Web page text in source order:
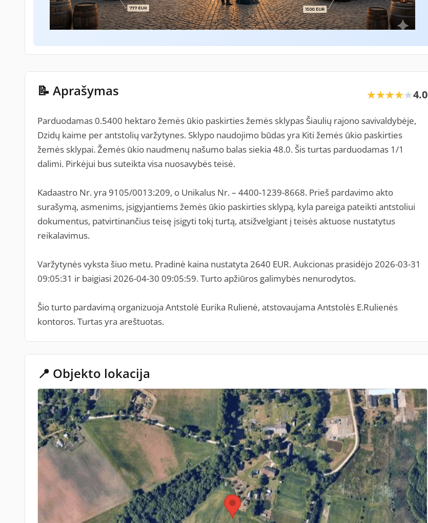
📝 Aprašymas ★★★★★
★★★★★4.0
Parduodamas 0.5400 hektaro žemės ūkio paskirties žemės sklypas Šiaulių rajono savivaldybėje,
Dzidų kaime per antstolių varžytynes. Sklypo naudojimo būdas yra Kiti žemės ūkio paskirties
žemės sklypai. Žemės ūkio naudmenų našumo balas siekia 48.0. Šis turtas parduodamas 1/1
dalimi. Pirkėjui bus suteikta visa nuosavybės teisė.
Kadaastro Nr. yra 9105/0013:209, o Unikalus Nr. – 4400-1239-8668. Prieš pardavimo akto
surašymą, asmenims, įsigyjantiems žemės ūkio paskirties sklypą, kyla pareiga pateikti antstoliui
dokumentus, patvirtinančius teisę įsigyti tokį turtą, atsižvelgiant į teisės aktuose nustatytus
reikalavimus.
Varžytynės vyksta šiuo metu. Pradinė kaina nustatyta 2640 EUR. Aukcionas prasidėjo 2026-03-31
09:05:31 ir baigiasi 2026-04-30 09:05:59. Turto apžiūros galimybės nenurodytos.
Šio turto pardavimą organizuoja Antstolė Eurika Rulienė, atstovaujama Antstolės E.Rulienės
kontoros. Turtas yra areštuotas.
📍 Objekto lokacija